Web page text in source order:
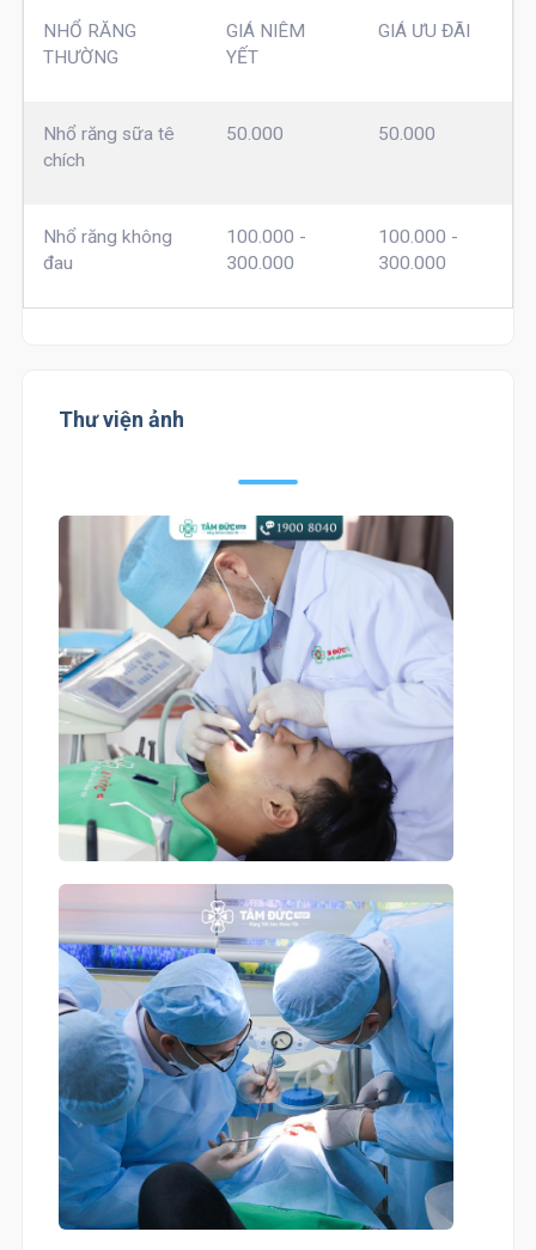
NHỔ RĂNG
THƯỜNG
GIÁ NIÊM
YẾT
GIÁ ƯU ĐÃI
Nhổ răng sữa tê
chích
50.000 50.000
Nhổ răng không
đau
100.000 -
300.000
100.000 -
300.000
Thư viện ảnh